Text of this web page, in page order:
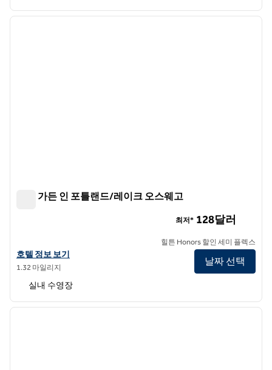
1/12
다음
힐튼 가든 인 포틀랜드/레이크 오스웨고
힐튼 가든 인 포틀랜드/레이크 오스웨고의 호텔 정보 보기
호텔 정보 보기
1.32 마일리지
최저* 128달러
힐튼 Honors 할인 세미 플렉스
날짜 선택
실내 수영장
1/12
다음